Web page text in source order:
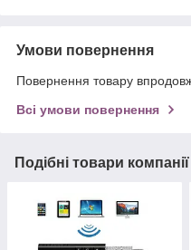
Умови повернення
Повернення товару
Всі умови повернення
Подібні товари компанії